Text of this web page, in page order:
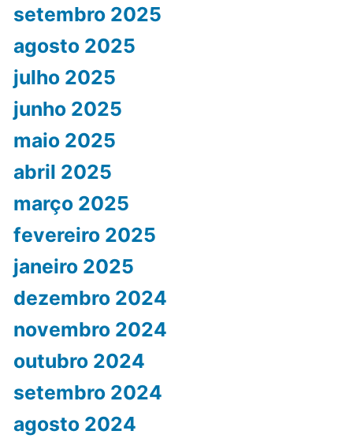
setembro 2025
agosto 2025
julho 2025
junho 2025
maio 2025
abril 2025
março 2025
fevereiro 2025
janeiro 2025
dezembro 2024
novembro 2024
outubro 2024
setembro 2024
agosto 2024